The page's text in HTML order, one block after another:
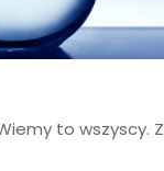
to wszyscy. Z